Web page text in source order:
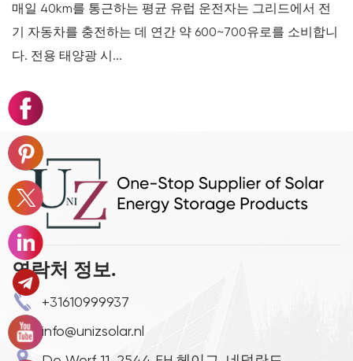
매일 40km를 통근하는 평균 유럽 운전자는 그리드에서 전
기 자동차를 충전하는 데 연간 약 600~700유로를 소비합니
다. 전용 태양광 시...
연락처 정보.
+31610999937
info@unizsolar.nl